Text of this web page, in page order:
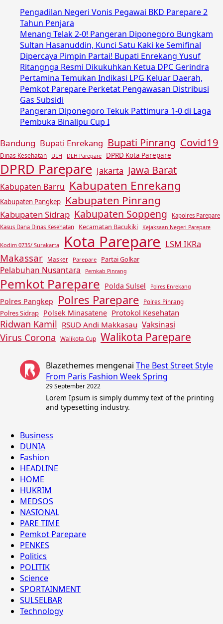
Pengadilan Negeri Vonis Pegawai BKD Parepare 2
Tahun Penjara
Menang Telak 2-0! Pangeran Diponegoro Bungkam
Sultan Hasanuddin, Kunci Satu Kaki ke Semifinal
Dipercaya Pimpin Partai! Bupati Enrekang Yusuf
Ritangnga Resmi Dikukuhkan Ketua DPC Gerindra
Pertamina Temukan Indikasi LPG Keluar Daerah,
Pemkot Parepare Perketat Pengawasan Distribusi
Gas Subsidi
Pangeran Diponegoro Tekuk Pattimura 1-0 di Laga
Pembuka Binalipu Cup I
Bandung Bupati Enrekang Bupati Pinrang Covid19
Dinas Kesehatan DLH DLH Parepare DPRD Kota Parepare
DPRD Parepare Jakarta Jawa Barat
Kabupaten Barru Kabupaten Enrekang
Kabupaten Pangkep Kabupaten Pinrang
Kabupaten Sidrap Kabupaten Soppeng
Kapolres Parepare
Kasus Dana Dinas Kesehatan
Kecamatan Bacukiki Kejaksaan Negeri Parepare
Kodim 0735/ Surakarta Kota Parepare LSM IKRa
Makassar Masker Parepare Partai Golkar
Pelabuhan Nusantara Pemkab Pinrang
Pemkot Parepare Polda Sulsel Polres Enrekang
Polres Pangkep Polres Parepare Polres Pinrang
Polres Sidrap Polsek Minasatene Protokol Kesehatan
Ridwan Kamil RSUD Andi Makkasau Vaksinasi
Virus Corona Walikota Cup Walikota Parepare
Blazethemes mengenai The Best Street Style
From Paris Fashion Week Spring
29 September 2022
Lorem Ipsum is simply dummy text of the printing
and typesetting industry.
Business
DUNIA
Fashion
HEADLINE
HOME
HUKRIM
MEDSOS
NASIONAL
PARE TIME
Pemkot Parepare
PENKES
Politics
POLITIK
Science
SPORTAINMENT
SULSELBAR
Technology